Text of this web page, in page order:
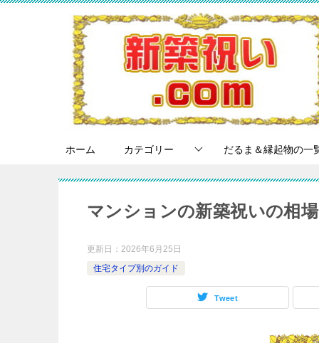
ホーム カテゴリー だるま＆縁起物の一
マンションの新築祝いの相
更新日： 2026年6月25日
住宅タイプ別のガイド
Tweet